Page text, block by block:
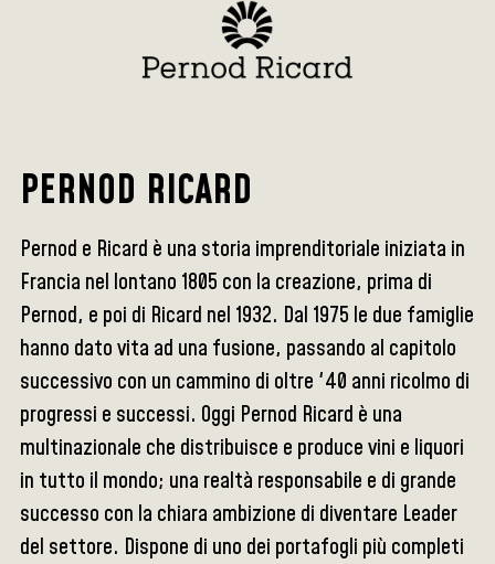
PERNOD RICARD
Pernod e Ricard è una storia imprenditoriale iniziata in
Francia nel lontano 1805 con la creazione, prima di
Pernod, e poi di Ricard nel 1932. Dal 1975 le due famiglie
hanno dato vita ad una fusione, passando al capitolo
successivo con un cammino di oltre '40 anni ricolmo di
progressi e successi. Oggi Pernod Ricard è una
multinazionale che distribuisce e produce vini e liquori
in tutto il mondo; una realtà responsabile e di grande
successo con la chiara ambizione di diventare Leader
del settore. Dispone di uno dei portafogli più completi